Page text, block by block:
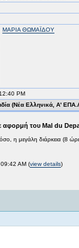
ΜΑΡΙΑ ΘΩΜΑΪΔΟΥ
PM
(Νέα Ελληνικά, Α'
αφορμή του Mal du
η μεγάλη διάρκεια (8
AM (view details)